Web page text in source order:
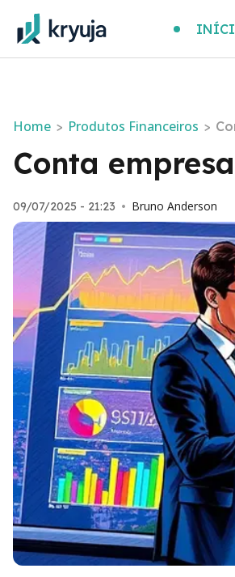
Home > Produtos Financeiros >
Conta
09/07/2025 - 21:23 • Bruno Anderson